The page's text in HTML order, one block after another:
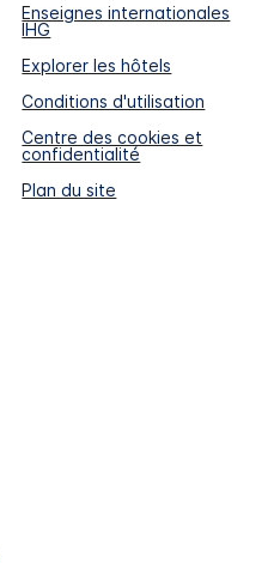
Enseignes internationales
IHG
Explorer les hôtels
Conditions d'utilisation
Centre des cookies et
confidentialité
Plan du site